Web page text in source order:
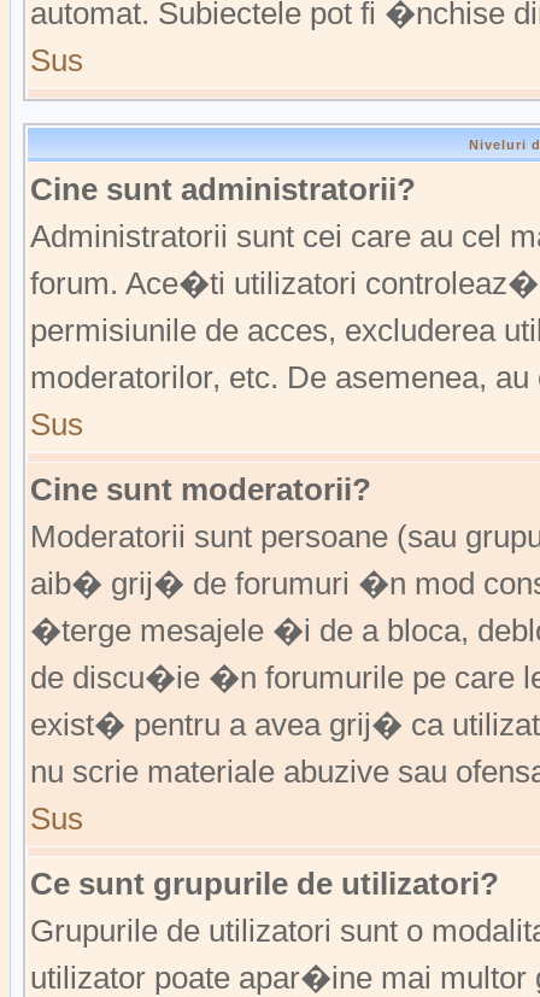
automat. Subiectele pot fi �nchise
Sus
Niveluri
Cine sunt administratorii?
Administratorii sunt cei care au cel
forum. Ace�ti utilizatori
permisiunile de acces, excluderea
moderatorilor, etc. De asemenea,
Sus
Cine sunt moderatorii?
Moderatorii sunt persoane (sau
aib� grij� de forumuri �n mod
�terge mesajele �i de a bloca,
de discu�ie �n forumurile pe care
exist� pentru a avea grij� ca
nu scrie materiale abuzive sau
Sus
Ce sunt grupurile de utilizatori?
Grupurile de utilizatori sunt o
utilizator poate apar�ine mai